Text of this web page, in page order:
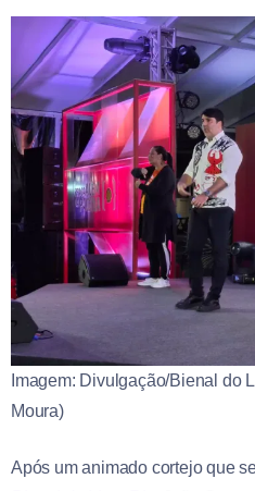
Imagem: Divulgação/Bienal do
Moura)
Após um animado cortejo que